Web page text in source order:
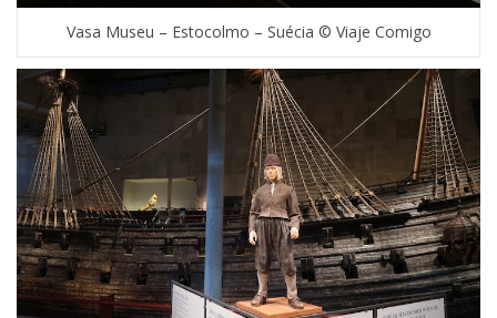
Vasa Museu – Estocolmo – Suécia © Viaje Comigo